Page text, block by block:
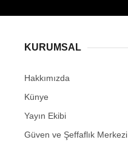
KURUMSAL
Hakkımızda
Künye
Yayın Ekibi
Güven ve Şeffaflık Merkezi